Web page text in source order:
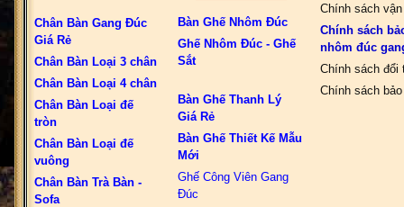
Chân Bàn Gang Đúc
Giá Rẻ
Chân Bàn Loại 3 chân
Chân Bàn Loại 4 chân
Chân Bàn Loại đế
tròn
Chân Bàn Loại đế
vuông
Chân Bàn Trà Bàn -
Sofa
Bàn Ghế Nhôm Đúc
Ghế Nhôm Đúc - Ghế
Sắt
Bàn Ghế Thanh Lý
Giá Rẻ
Bàn Ghế Thiết Kế Mẫu
Mới
Ghế Công Viên Gang
Đúc
Chính sách
Chính sách
nhôm đúc
Chính sách đổi
Chính sách